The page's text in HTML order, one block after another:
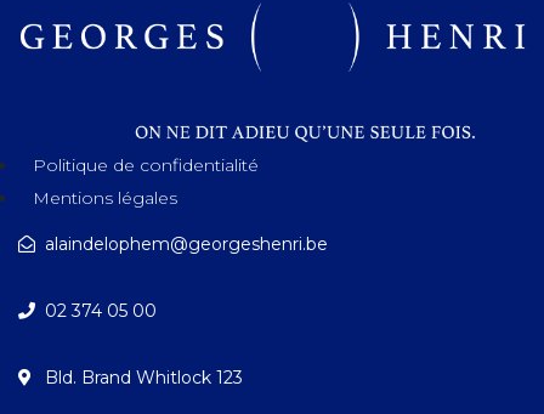
Politique de confidentialité
Mentions légales
alaindelophem@georgeshenri.be
02 374 05 00
Bld. Brand Whitlock 123